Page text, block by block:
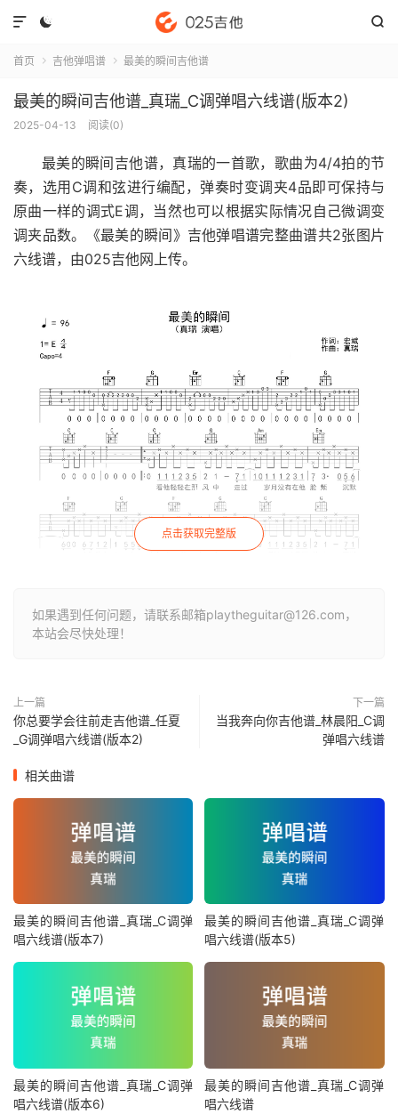
 

首页  吉他弹唱谱  最美的瞬间吉他谱
最美的瞬间吉他谱_真瑞_C调弹唱六线谱(版本2)
2025-04-13 阅读(0)
最美的瞬间吉他谱，真瑞的一首歌，歌曲为4/4拍的节
奏，选用C调和弦进行编配，弹奏时变调夹4品即可保持与
原曲一样的调式E调，当然也可以根据实际情况自己微调变
调夹品数。《最美的瞬间》吉他弹唱谱完整曲谱共2张图片
六线谱，由025吉他网上传。
点击获取完整版
如果遇到任何问题，请联系邮箱playtheguitar@126.com，
本站会尽快处理！
上一篇
你总要学会往前走吉他谱_任夏
_G调弹唱六线谱(版本2)
下一篇
当我奔向你吉他谱_林晨阳_C调
弹唱六线谱
相关曲谱
最美的瞬间吉他谱_真瑞_C调弹
唱六线谱(版本7)
最美的瞬间吉他谱_真瑞_C调弹
唱六线谱(版本5)
最美的瞬间吉他谱_真瑞_C调弹
唱六线谱(版本6)
最美的瞬间吉他谱_真瑞_C调弹
唱六线谱